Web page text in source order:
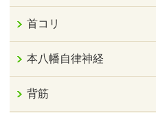
首コリ
本八幡自律神経
背筋